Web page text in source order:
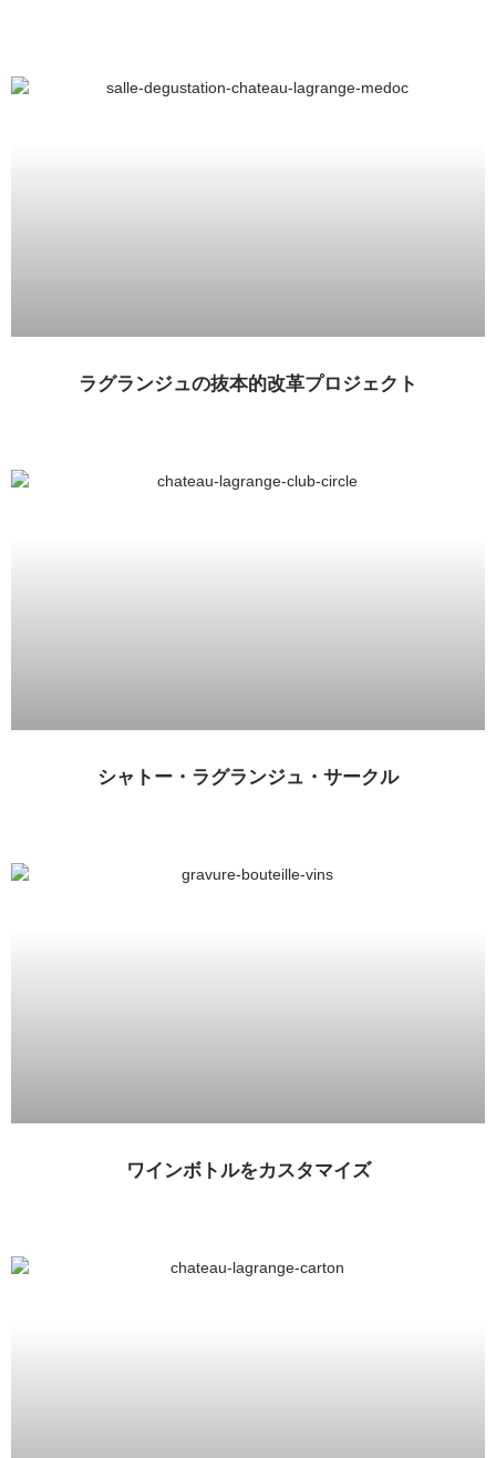
ラグランジュの抜本的改革プロジェクト
シャトー・ラグランジュ・サークル
ワインボトルをカスタマイズ